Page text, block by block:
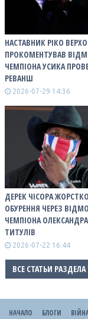
НАСТАВНИК РІКО
ПРОКОМЕНТУВАВ
ЧЕМПІОНА УСИКА
РЕВАНШ
2026-07-29 14:36
ДЕРЕК ЧІСОРА
ОБУРЕННЯ ЧЕРЕЗ
ЧЕМПІОНА
ТИТУЛІВ
2026-07-22 16:44
ВСЕ СТАТЬИ
НАЧАЛО БЛОГИ